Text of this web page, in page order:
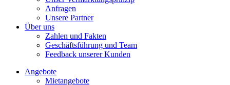
Anfragen
Unsere Partner
Über uns
Zahlen und Fakten
Geschäftsführung und Team
Feedback unserer Kunden
Angebote
Mietangebote